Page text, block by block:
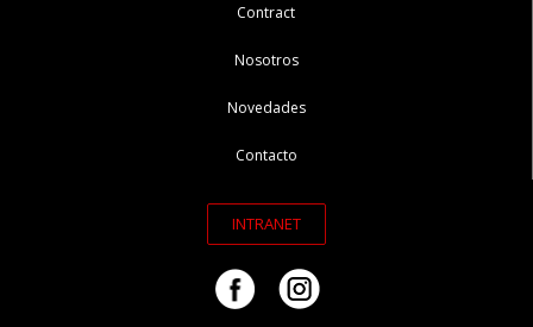
Contract
Nosotros
Novedades
Contacto
INTRANET